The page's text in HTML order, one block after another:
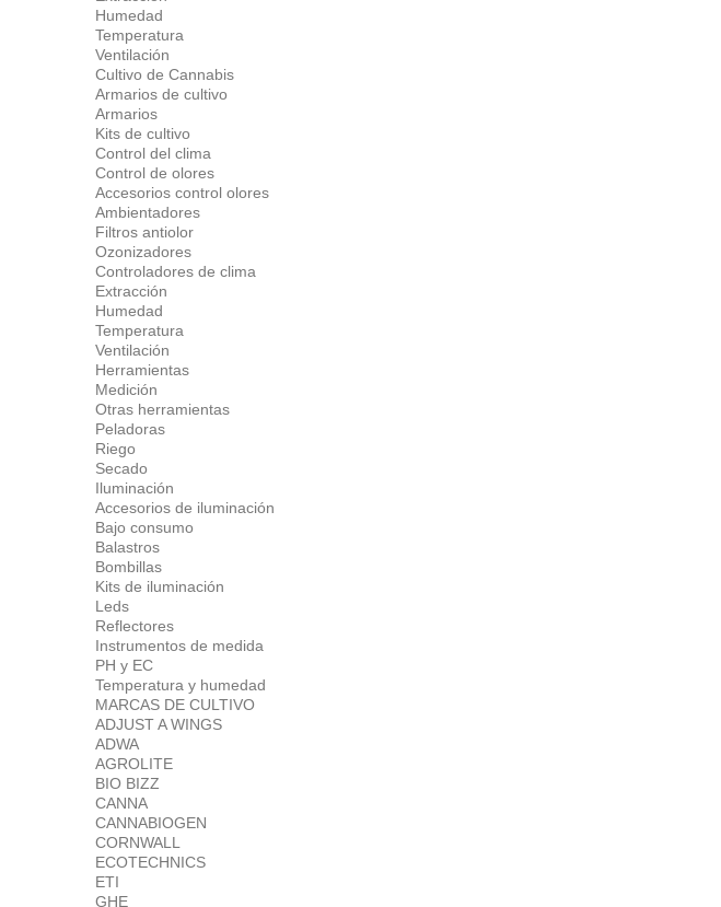
Humedad
Temperatura
Ventilación
Cultivo de Cannabis
Armarios de cultivo
Armarios
Kits de cultivo
Control del clima
Control de olores
Accesorios control olores
Ambientadores
Filtros antiolor
Ozonizadores
Controladores de clima
Extracción
Humedad
Temperatura
Ventilación
Herramientas
Medición
Otras herramientas
Peladoras
Riego
Secado
Iluminación
Accesorios de iluminación
Bajo consumo
Balastros
Bombillas
Kits de iluminación
Leds
Reflectores
Instrumentos de medida
PH y EC
Temperatura y humedad
MARCAS DE CULTIVO
ADJUST A WINGS
ADWA
AGROLITE
BIO BIZZ
CANNA
CANNABIOGEN
CORNWALL
ECOTECHNICS
ETI
GHE